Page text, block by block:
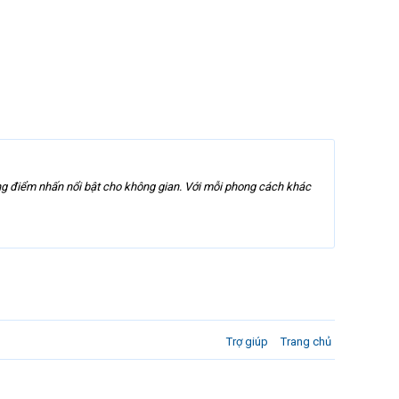
điểm nhấn nổi bật cho không gian. Với mỗi phong cách khác
Trợ giúp Trang chủ